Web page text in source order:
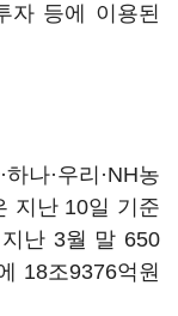
자 등에 이용된
나·우리·NH농
지난 10일 기준
난 3월 말 650
18조9376억원